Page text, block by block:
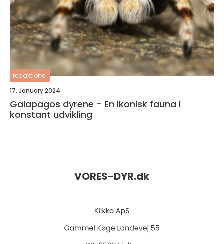
redaktionel
17. January 2024
Galapagos dyrene - En ikonisk fauna i
konstant udvikling
VORES-DYR.dk